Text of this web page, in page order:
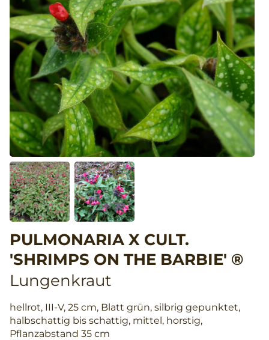
PULMONARIA X CULT.
'SHRIMPS ON THE BARBIE' ®
Lungenkraut
hellrot, III-V, 25 cm, Blatt grün, silbrig gepunktet,
halbschattig bis schattig, mittel, horstig,
Pflanzabstand 35 cm